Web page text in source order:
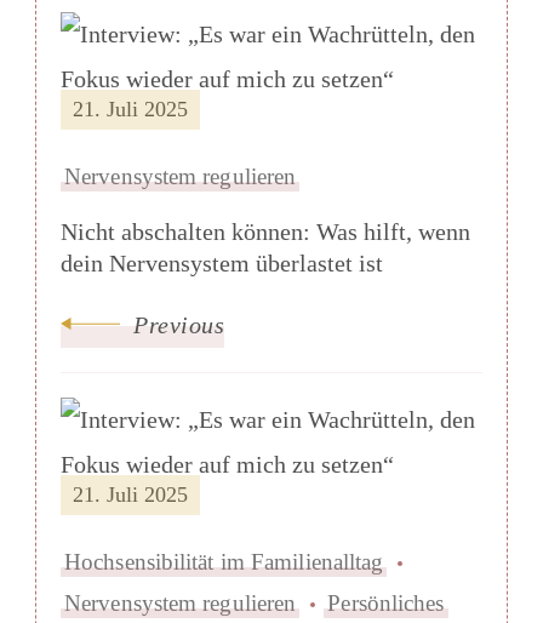
21. Juli 2025
Nervensystem regulieren
Nicht abschalten können: Was hilft, wenn
dein Nervensystem überlastet ist
Previous
21. Juli 2025
Hochsensibilität im Familienalltag
Nervensystem regulieren
Persönliches